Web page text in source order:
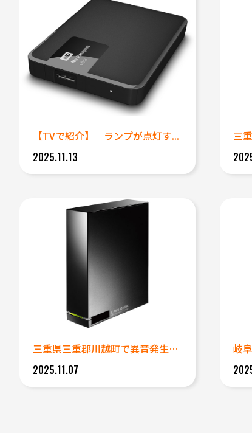
【TVで紹介】 ランプが点灯す...
2025.11.13
三
三重県三重郡川越町で異音発生の...
2025.11.07